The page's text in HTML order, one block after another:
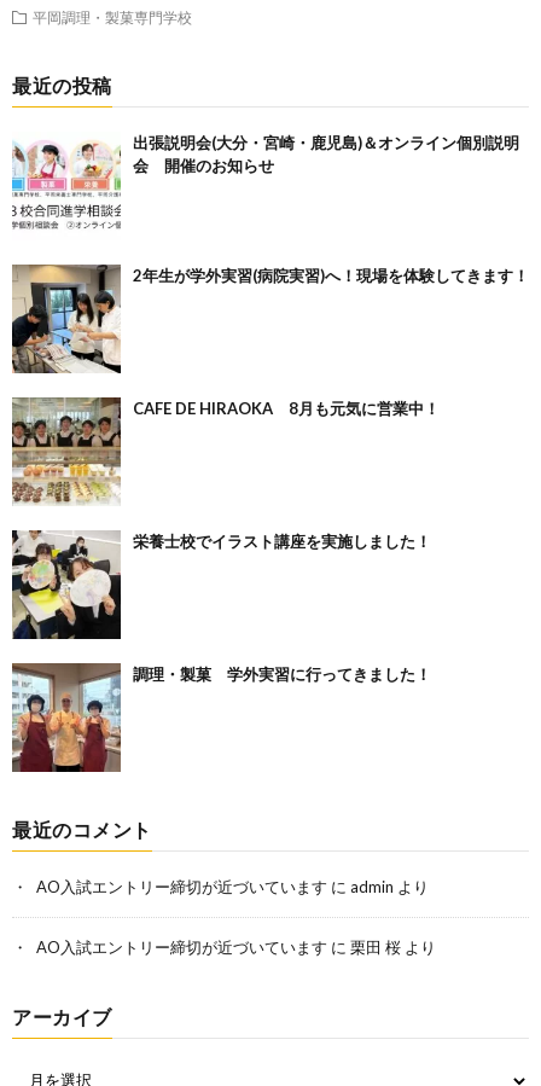
平岡調理・製菓専門学校
最近の投稿
出張説明会(大分・宮崎・鹿児島)＆オンライン個別説明
会 開催のお知らせ
2年生が学外実習(病院実習)へ！現場を体験してきます！
CAFE DE HIRAOKA 8月も元気に営業中！
栄養士校でイラスト講座を実施しました！
調理・製菓 学外実習に行ってきました！
最近のコメント
AO入試エントリー締切が近づいています に admin より
AO入試エントリー締切が近づいています に 栗田 桜 より
アーカイブ